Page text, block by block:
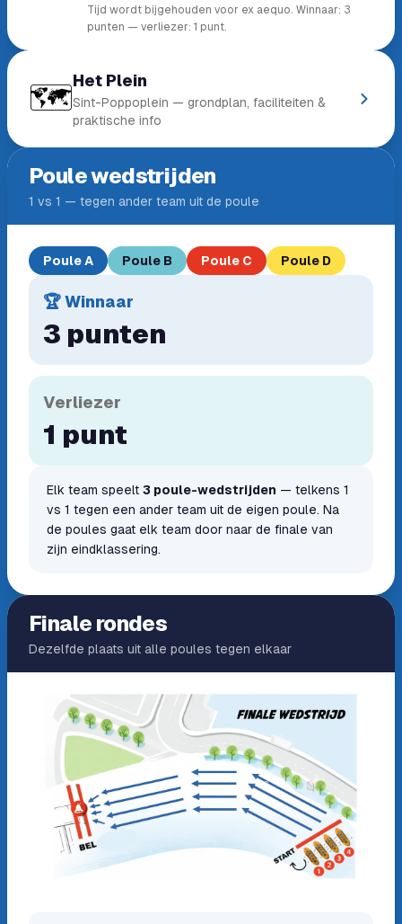
Tijd wordt bijgehouden voor ex aequo. Winnaar: 3
punten — verliezer: 1 punt.
🗺️Het Plein
Sint-Poppoplein — grondplan, faciliteiten &
praktische info
Poule wedstrijden
1 vs 1 — tegen ander team uit de poule
Poule A Poule B Poule C Poule D
🏆 Winnaar
3 punten
Verliezer
1 punt
Elk team speelt 3 poule-wedstrijden — telkens 1
vs 1 tegen een ander team uit de eigen poule. Na
de poules gaat elk team door naar de finale van
zijn eindklassering.
Finale rondes
Dezelfde plaats uit alle poules tegen elkaar